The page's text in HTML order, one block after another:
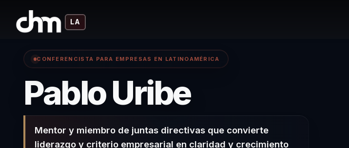
LA
CONFERENCISTA PARA EMPRESAS EN LATINOAMÉRICA
Pablo Uribe–
Mentor y miembro de juntas directivas que convierte
liderazgo y criterio empresarial en claridad y crecimiento